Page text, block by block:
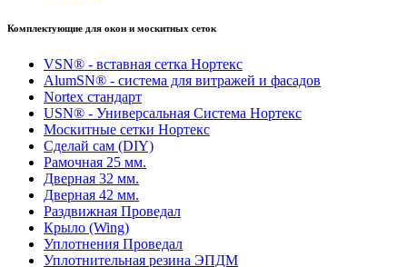
Комплектующие для окон и москитных сеток
VSN® - вставная сетка Нортекс
AlumSN® - система для витражей и фасадов
Nortex стандарт
USN® - Универсальная Система Нортекс
Москитные сетки Нортекс
Сделай сам (DIY)
Рамочная 25 мм.
Дверная 32 мм.
Дверная 42 мм.
Раздвижная Проведал
Крыло (Wing)
Уплотнения Проведал
Уплотнительная резина ЭПДМ